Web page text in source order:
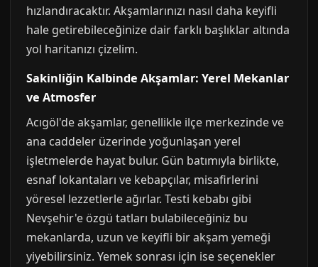
hızlandıracaktır. Akşamlarınızı nasıl daha keyifli
hale getirebileceğinize dair farklı başlıklar altında
yol haritanızı çizelim.
Sakinliğin Kalbinde Akşamlar: Yerel Mekanlar
ve Atmosfer
Acıgöl'de akşamlar, genellikle ilçe merkezinde ve
ana caddeler üzerinde yoğunlaşan yerel
işletmelerde hayat bulur. Gün batımıyla birlikte,
esnaf lokantaları ve kebapçılar, misafirlerini
yöresel lezzetlerle ağırlar. Testi kebabı gibi
Nevşehir'e özgü tatları bulabileceğiniz bu
mekanlarda, uzun ve keyifli bir akşam yemeği
yiyebilirsiniz. Yemek sonrası için ise seçenekler